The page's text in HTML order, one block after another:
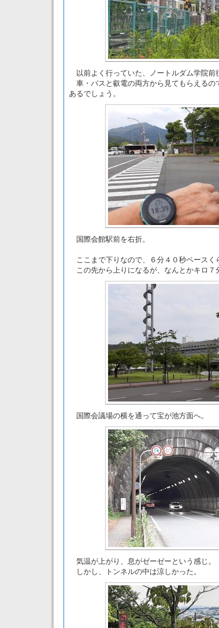
以前よく行っていた、ノートルダム学院前
車・バスと叡電の両方から見てもらえるの
あるでしょう。
国際会館駅前を右折。
ここまで下りなので、６分４０秒ペースく
この先から上りになるが、なんとかキロ７
国際会議場の横を通って宝が池方面へ。
気温が上がり、息がゼーゼーという感じ。
しかし、トンネルの中は涼しかった。